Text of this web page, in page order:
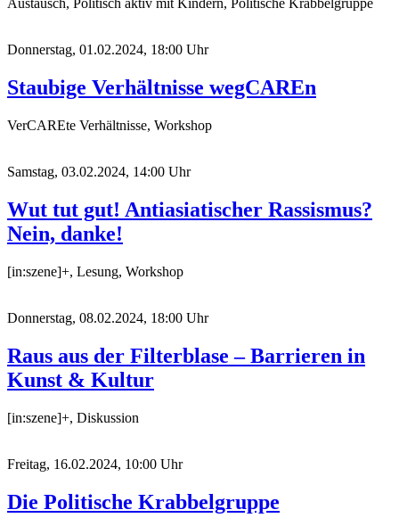
Austausch, Politisch aktiv mit Kindern, Politische Krabbelgruppe
Donnerstag, 01.02.2024, 18:00 Uhr
Staubige Verhältnisse wegCAREn
VerCAREte Verhältnisse, Workshop
Samstag, 03.02.2024, 14:00 Uhr
Wut tut gut! Antiasiatischer Rassismus?
Nein, danke!
[in:szene]+, Lesung, Workshop
Donnerstag, 08.02.2024, 18:00 Uhr
Raus aus der Filterblase – Barrieren in
Kunst & Kultur
[in:szene]+, Diskussion
Freitag, 16.02.2024, 10:00 Uhr
Die Politische Krabbelgruppe